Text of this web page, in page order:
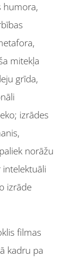
humora,
mitekļa
grīda,
izrādes
norāžu
intelektuāli
izrāde
filmas
kadru pa